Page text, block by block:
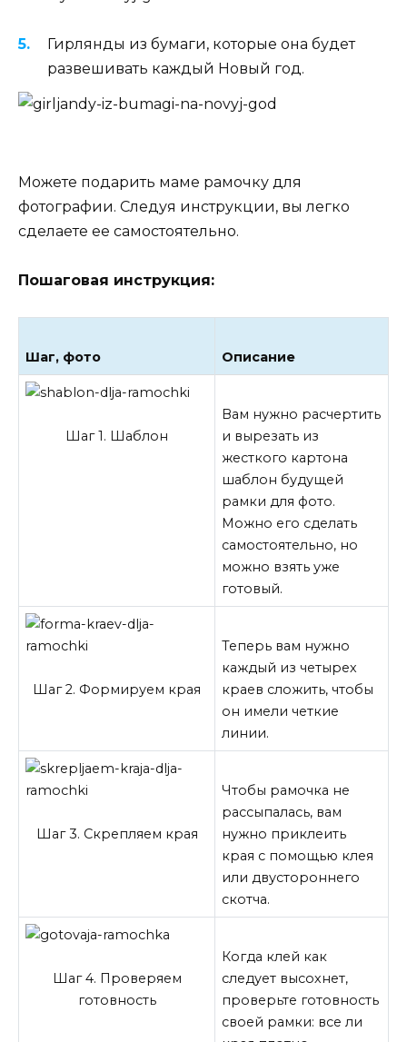
Гирлянды из бумаги, которые она будет
развешивать каждый Новый год.
Можете подарить маме рамочку для
фотографии. Следуя инструкции, вы легко
сделаете ее самостоятельно.
Пошаговая инструкция:
Шаг, фото Описание
Шаг 1. Шаблон
Вам нужно расчертить
и вырезать из
жесткого картона
шаблон будущей
рамки для фото.
Можно его сделать
самостоятельно, но
можно взять уже
готовый.
Шаг 2. Формируем края
Теперь вам нужно
каждый из четырех
краев сложить, чтобы
он имели четкие
линии.
Шаг 3. Скрепляем края
Чтобы рамочка не
рассыпалась, вам
нужно приклеить
края с помощью клея
или двустороннего
скотча.
Шаг 4. Проверяем
готовность
Когда клей как
следует высохнет,
проверьте готовность
своей рамки: все ли